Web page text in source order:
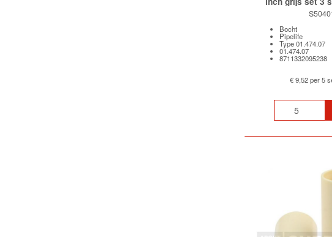
Bocht
Pipelife
Type 01.474.07
01.474.07
8711332095238
€ 9,52 per 5